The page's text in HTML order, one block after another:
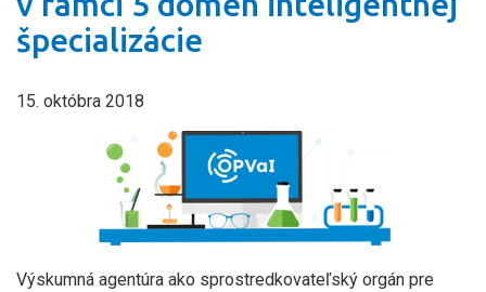
špecializácie
15. októbra 2018
Výskumná agentúra ako sprostredkovateľský orgán pre